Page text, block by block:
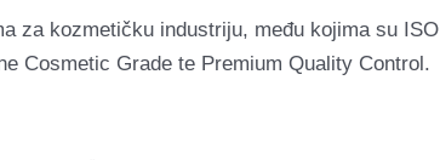
za kozmetičku industriju, među kojima su ISO
Cosmetic Grade te Premium Quality Control.